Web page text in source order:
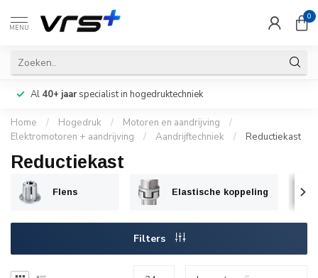
MENU
0
Al 40+ jaarspecialist in hogedruktechniek
Home / Hogedruk / Motoren en aandrijving
/
Elektromotoren + aandrijving
/ Aandrijftechniek / Reductiekast
Reductiekast
Flens Elastische koppeling
Filters